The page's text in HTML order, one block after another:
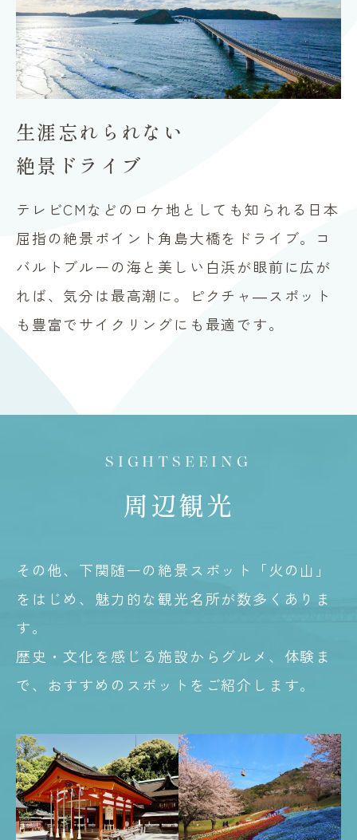
生涯忘れられない
絶景ドライブ
テレビCMなどのロケ地としても知られる日本
屈指の絶景ポイント角島大橋をドライブ。コ
バルトブルーの海と美しい白浜が眼前に広が
れば、気分は最高潮に。ピクチャ―スポット
も豊富でサイクリングにも最適です。
SIGHTSEEING
周辺観光
その他、下関随一の絶景スポット「火の山」
をはじめ、魅力的な観光名所が数多くありま
す。
歴史・文化を感じる施設からグルメ、体験ま
で、 おすすめのスポットをご紹介します。